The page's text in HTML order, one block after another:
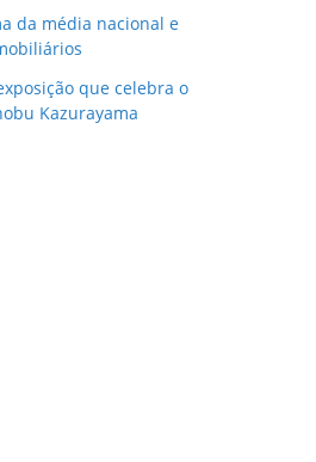
da média nacional e
que celebra o
Kazurayama